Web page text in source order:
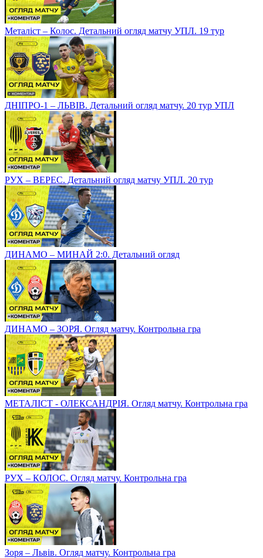
Металіст – Колос. Детальний огляд матчу УПЛ. 19 тур
ДНІПРО-1 – ЛЬВІВ. Детальний огляд матчу. 20 тур УПЛ
РУХ – ВЕРЕС. Детальний огляд матчу УПЛ. 20 тур
ДИНАМО – МИНАЙ 2:0. Детальний огляд
ДИНАМО – ЗОРЯ. Огляд матчу. Контрольна гра
МЕТАЛІСТ - ОЛЕКСАНДРІЯ. Огляд матчу. Контрольна гра
РУХ – КОЛОС. Огляд матчу. Контрольна гра
Зоря – Львів. Огляд матчу. Контрольна гра